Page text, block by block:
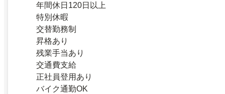
年間休日120日以上
特別休暇
交替勤務制
昇格あり
残業手当あり
交通費支給
正社員登用あり
バイク通勤OK